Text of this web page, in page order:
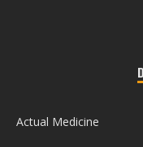
Actual Medicine